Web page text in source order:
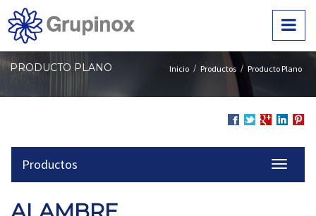
contenido
principal
de
página
PRODUCTO PLANO Inicio / Productos / Producto Plano
en en
Twitter
en
Google
LinkedIn
en
menu-
title:
Productos